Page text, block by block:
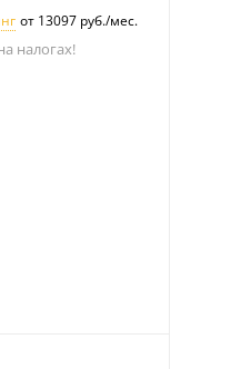
от 13097 руб./мес.
налогах!